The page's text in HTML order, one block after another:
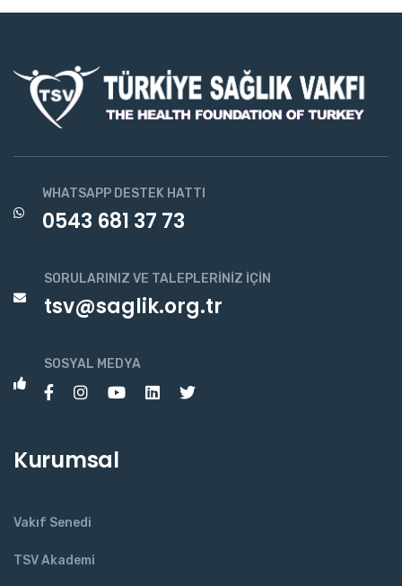
WHATSAPP DESTEK HATTI
0543 681 37 73
SORULARINIZ VE TALEPLERINIZ İÇIN
tsv@saglik.org.tr
SOSYAL MEDYA
Kurumsal
Vakıf Senedi
TSV Akademi